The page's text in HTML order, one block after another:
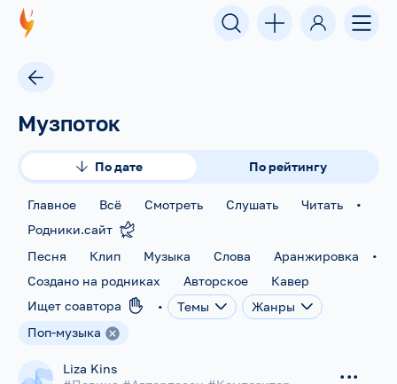
Музпоток
По дате По рейтингу
Главное Всё Смотреть Слушать Читать
•
Родники.сайт
Песня
Клип Музыка Слова Аранжировка
•
Создано на родниках
Авторское
Кавер
Ищет соавтора
• Темы
Жанры
Поп-музыка
Liza Kins
...